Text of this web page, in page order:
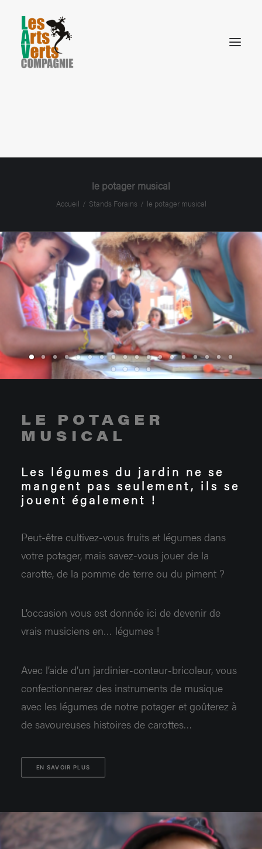
le potager musical
Accueil Stands Forains le potager musical
LE POTAGER
MUSICAL
Les légumes du jardin ne se
mangent pas seulement, ils se
jouent également !
Peut-être cultivez-vous fruits et légumes dans
votre potager, mais savez-vous jouer de la
carotte, de la pomme de terre ou du piment ?
L’occasion vous est donnée ici de devenir de
vrais musiciens en… légumes !
Avec l’aide d’un jardinier-conteur-bricoleur, vous
confectionnerez des instruments de musique
avec les légumes de notre potager et goûterez à
de savoureuses histoires de carottes…
EN SAVOIR PLUS